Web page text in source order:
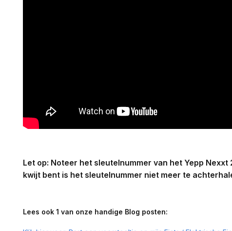
Let op: Noteer het sleutelnummer van het Yepp
kwijt bent is het sleutelnummer niet meer te
Lees ook 1 van onze handige Blog posten: